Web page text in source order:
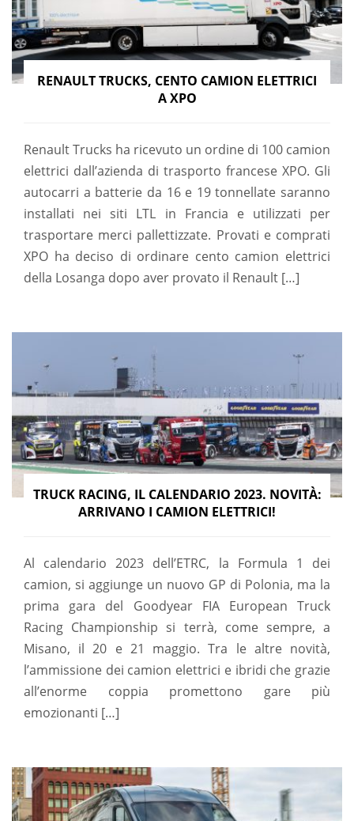
RENAULT TRUCKS, CENTO CAMION ELETTRICI
A XPO
Renault Trucks ha ricevuto un ordine di 100 camion
elettrici dall’azienda di trasporto francese XPO. Gli
autocarri a batterie da 16 e 19 tonnellate saranno
installati nei siti LTL in Francia e utilizzati per
trasportare merci pallettizzate. Provati e comprati
XPO ha deciso di ordinare cento camion elettrici
della Losanga dopo aver provato il Renault […]
TRUCK RACING, IL CALENDARIO 2023. NOVITÀ:
ARRIVANO I CAMION ELETTRICI!
Al calendario 2023 dell’ETRC, la Formula 1 dei
camion, si aggiunge un nuovo GP di Polonia, ma la
prima gara del Goodyear FIA European Truck
Racing Championship si terrà, come sempre, a
Misano, il 20 e 21 maggio. Tra le altre novità,
l’ammissione dei camion elettrici e ibridi che grazie
all’enorme coppia promettono gare più
emozionanti […]